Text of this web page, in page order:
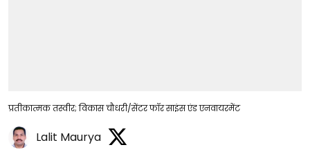
प्रतीकात्मक तस्वीर; विकास चौधरी/सेंटर फॉर साइंस एंड एनवायरमेंट
Lalit Maurya